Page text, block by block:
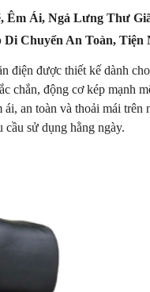
Êm Ái, Ngả Lưng Thư
Di Chuyển An Toàn, Tiện
điện được thiết kế dành
chắn, động cơ kép mạnh
an toàn và thoải mái
cầu sử dụng hằng ngày.